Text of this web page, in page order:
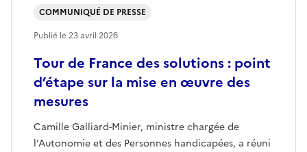
Tour de France des solutions : point
d’étape sur la mise en œuvre des
mesures
Camille Galliard-Minier, ministre chargée de
l’Autonomie et des Personnes handicapées, a réuni
COMMUNIQUÉ DE PRESSE
Publié le23 avril 2026